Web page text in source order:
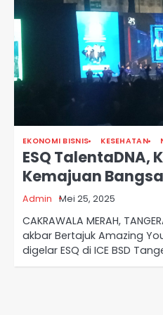
EKONOMI BISNIS KESEHATAN
ESQ TalentaDNA,
Kemajuan Bangsa
Admin Mei 25, 2025
CAKRAWALA MERAH,
akbar Bertajuk Amazing
digelar ESQ di ICE BSD